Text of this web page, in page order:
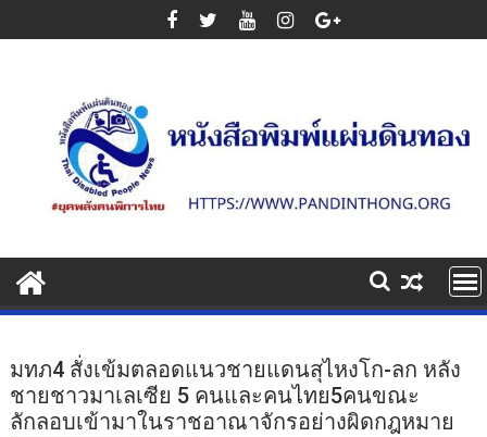
to
มทภ4 สั่งเข้มตลอดแนวชายแดนสุไหงโก-ลก หลัง
ชายชาวมาเลเซีย 5 คนและคนไทย5คนขณะ
ลักลอบเข้ามาในราชอาณาจักรอย่างผิดกฎหมาย